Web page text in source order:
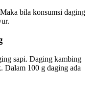
bila konsumsi daging
sapi. Daging kambing
Dalam 100 g daging ada